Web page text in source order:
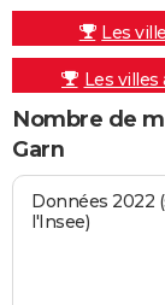
Les
Les villes
Nombre de
Garn
Données 2022
l'Insee)